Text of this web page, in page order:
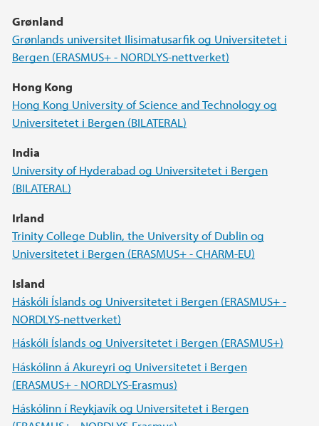
Grønland
Grønlands universitet Ilisimatusarfik og Universitetet i
Bergen (ERASMUS+ - NORDLYS-nettverket)
Hong Kong
Hong Kong University of Science and Technology og
Universitetet i Bergen (BILATERAL)
India
University of Hyderabad og Universitetet i Bergen
(BILATERAL)
Irland
Trinity College Dublin, the University of Dublin og
Universitetet i Bergen (ERASMUS+ - CHARM-EU)
Island
Háskóli Íslands og Universitetet i Bergen (ERASMUS+ -
NORDLYS-nettverket)
Háskóli Íslands og Universitetet i Bergen (ERASMUS+)
Háskólinn á Akureyri og Universitetet i Bergen
(ERASMUS+ - NORDLYS-Erasmus)
Háskólinn í Reykjavík og Universitetet i Bergen